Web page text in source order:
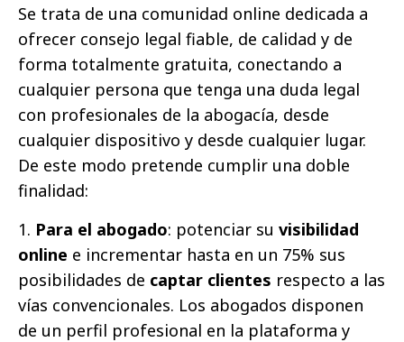
Se trata de una comunidad online dedicada a
ofrecer consejo legal fiable, de calidad y de
forma totalmente gratuita, conectando a
cualquier persona que tenga una duda legal
con profesionales de la abogacía, desde
cualquier dispositivo y desde cualquier lugar.
De este modo pretende cumplir una doble
finalidad:
1. Para el abogado: potenciar su visibilidad
online e incrementar hasta en un 75% sus
posibilidades de captar clientes respecto a las
vías convencionales. Los abogados disponen
de un perfil profesional en la plataforma y